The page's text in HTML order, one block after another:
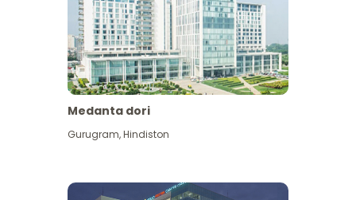
Medanta dori
Gurugram,Hindiston